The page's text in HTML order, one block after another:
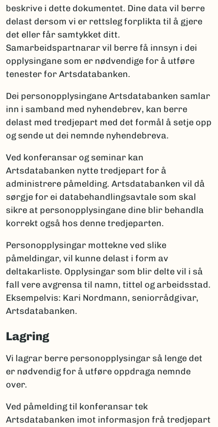
beskrive i dette dokumentet. Dine data vil berre
delast dersom vi er rettsleg forplikta til å gjere
det eller får samtykket ditt.
Samarbeidspartnarar vil berre få innsyn i dei
opplysingane som er nødvendige for å utføre
tenester for Artsdatabanken.
Dei personopplysingane Artsdatabanken samlar
inn i samband med nyhendebrev, kan berre
delast med tredjepart med det formål å setje opp
og sende ut dei nemnde nyhendebreva.
Ved konferansar og seminar kan
Artsdatabanken nytte tredjepart for å
administrere påmelding. Artsdatabanken vil då
sørgje for ei databehandlingsavtale som skal
sikre at personopplysingane dine blir behandla
korrekt også hos denne tredjeparten.
Personopplysingar mottekne ved slike
påmeldingar, vil kunne delast i form av
deltakarliste. Opplysingar som blir delte vil i så
fall vere avgrensa til namn, tittel og arbeidsstad.
Eksempelvis: Kari Nordmann, seniorrådgivar,
Artsdatabanken.
Lagring
Vi lagrar berre personopplysingar så lenge det
er nødvendig for å utføre oppdraga nemnde
over.
Ved påmelding til konferansar tek
Artsdatabanken imot informasjon frå tredjepart